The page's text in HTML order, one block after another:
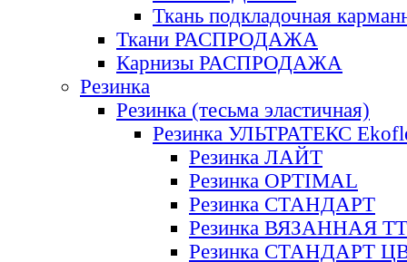
Ткань подкладочная
Ткани РАСПРОДАЖА
Карнизы РАСПРОДАЖА
Резинка
Резинка (тесьма эластичная)
Резинка УЛЬТРАТЕКС
Резинка ЛАЙТ
Резинка OPTIMAL
Резинка СТАНДАРТ
Резинка ВЯЗАННАЯ ТТ
Резинка СТАНДАРТ